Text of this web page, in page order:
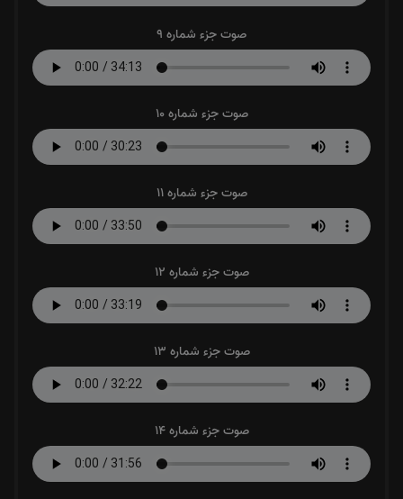
صوت جزء شماره 9
صوت جزء شماره 10
صوت جزء شماره 11
صوت جزء شماره 12
صوت جزء شماره 13
صوت جزء شماره 14